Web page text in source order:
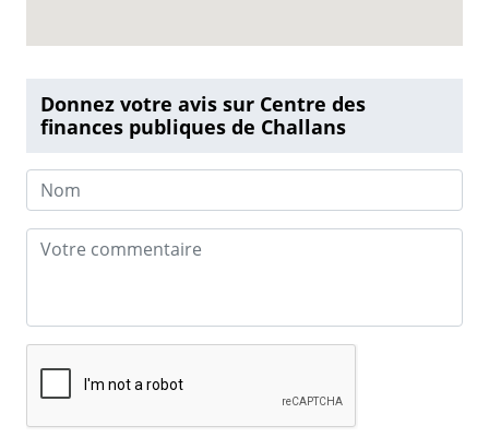
Donnez votre avis sur Centre des
finances publiques de Challans